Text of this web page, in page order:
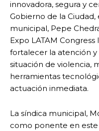
innovadora, segura y
Gobierno de la
municipal, Pepe
Expo LATAM
fortalecer la atención
situación de violencia,
herramientas
actuación inmediata.
La síndica municipal,
como ponente en